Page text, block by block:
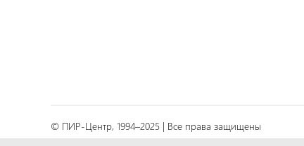
© ПИР-Центр, 1994–2025 | Все права защищены